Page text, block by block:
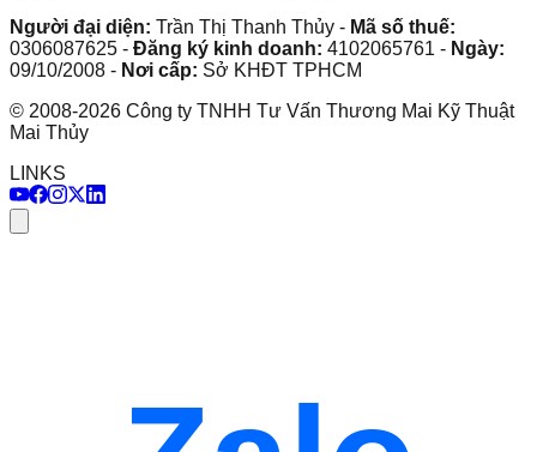
Người đại diện: Trần Thị Thanh Thủy - Mã số thuế:
0306087625 - Đăng ký kinh doanh: 4102065761 - Ngày:
09/10/2008 - Nơi cấp: Sở KHĐT TPHCM
© 2008-2026 Công ty TNHH Tư Vấn Thương Mai Kỹ Thuật
Mai Thủy
LINKS